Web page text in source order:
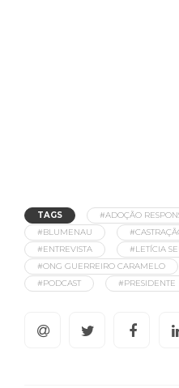
TAGS #ADOÇÃO
#BLUMENAU
#ENTREVISTA
#LETÍCIA
#ONG GUERREIRO CARAMELO
#PODCAST
#PRESIDENTE